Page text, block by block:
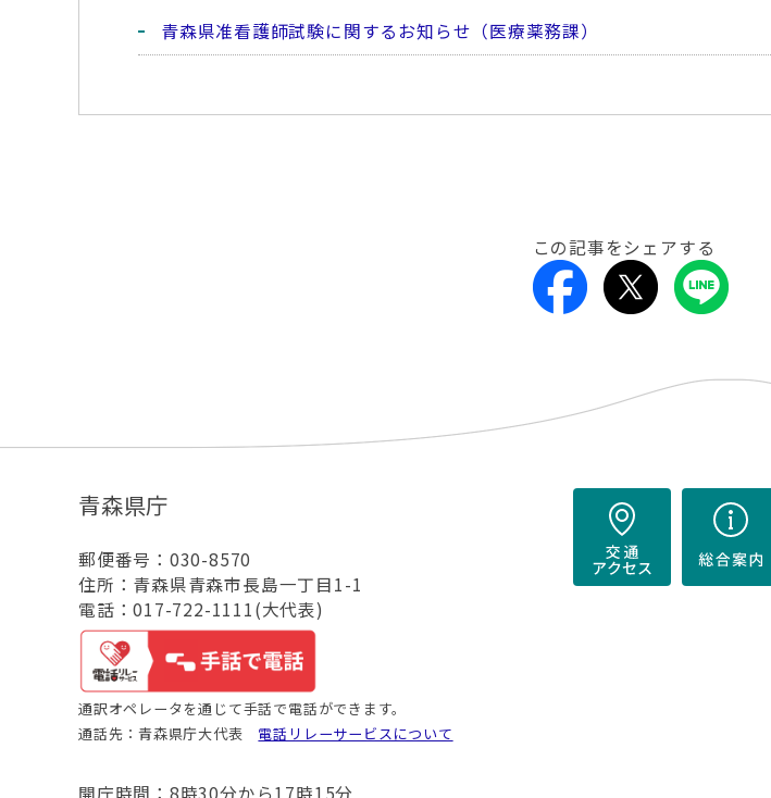
青森県准看護師試験に関するお知らせ（医療薬務課）
この記事をシェアする
青森県庁
郵便番号：030-8570
住所：青森県青森市長島一丁目1-1
電話：017-722-1111(大代表)
通訳オペレータを通じて手話で電話ができます。
通話先：青森県庁大代表 電話リレーサービスについて